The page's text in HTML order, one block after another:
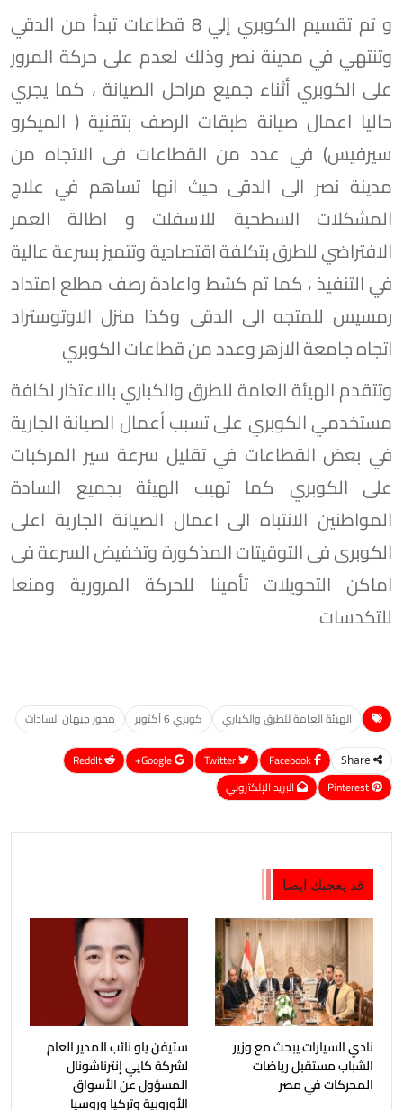
و تم تقسيم الكوبري إلي 8 قطاعات تبدأ من الدقي
وتنتهي في مدينة نصر وذلك لعدم على حركة المرور
على الكوبري أثناء جميع مراحل الصيانة ، كما يجري
حاليا اعمال صيانة طبقات الرصف بتقنية ( الميكرو
سيرفيس) في عدد من القطاعات فى الاتجاه من
مدينة نصر الى الدقى حيث انها تساهم في علاج
المشكلات السطحية للاسفلت و اطالة العمر
الافتراضي للطرق بتكلفة اقتصادية وتتميز بسرعة عالية
في التنفيذ ، كما ⁠تم كشط واعادة رصف مطلع امتداد
رمسيس للمتجه الى الدقى وكذا منزل الاوتوستراد
اتجاه جامعة الازهر وعدد من قطاعات الكوبري
⁠وتتقدم الهيئة العامة للطرق والكباري بالاعتذار لكافة
مستخدمي الكوبري على تسبب أعمال الصيانة الجارية
في بعض القطاعات في تقليل سرعة سير المركبات
على الكوبري كما تهيب الهيئة بجميع السادة
المواطنين الانتباه الى اعمال الصيانة الجارية اعلى
الكوبرى فى التوقيتات المذكورة وتخفيض السرعة فى
اماكن التحويلات تأمينا للحركة المرورية ومنعا
للتكدسات
الهيئة العامة للطرق والكباري كوبري 6 أكتوبر محور جيهان السادات
Share
Google+
ReddIt
Pinterest
البريد الإلكتروني
قد يعجبك ايضا
نادي السيارات يبحث مع وزير
الشباب مستقبل ‏‏‏رياضات
المحركات في مصر
ستيفن ياو نائب المدير العام
لشركة كايي إنترناشونال
المسؤول عن الأسواق
الأوروبية وتركيا وروسيا